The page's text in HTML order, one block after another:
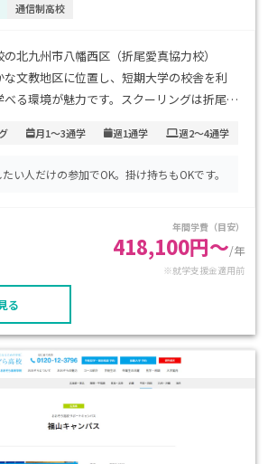
通信制高校
北九州市八幡西区（折尾愛真協力校）
な文教地区に位置し、短期大学の校舎を利
る環境が魅力です。スクーリングは折尾駅
月1〜2回の登校にも対応する「スタンダー
学支援金制度を活用すると実質10万円前後
負担も抑えられます。不登校経験があり、自
月1～3通学 週1通学 週2～4通学
い人だけの参加でOK。掛け持ちもOKです。
年間学費（目安）
418,100円～/年
※就学支援金適用前
る